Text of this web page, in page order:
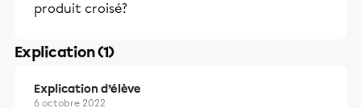
produit croisé?
Explication (1)
Explication d’élève
6 octobre 2022